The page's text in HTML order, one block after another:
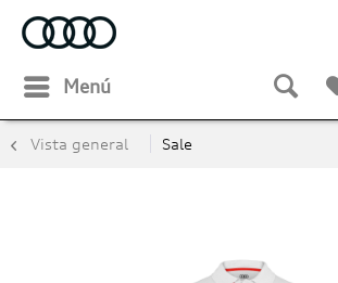
Menú
Vista general Sale